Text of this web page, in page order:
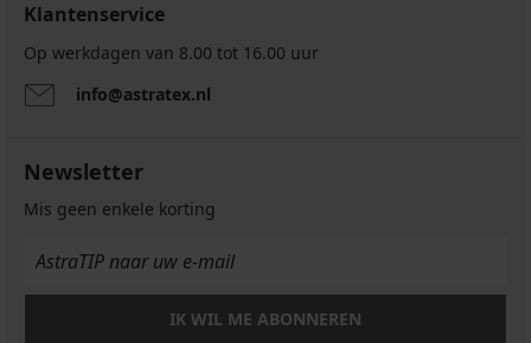
Klantenservice
Op werkdagen van 8.00 tot 16.00 uur
info@astratex.nl
Newsletter
Mis geen enkele korting
IK WIL ME ABONNEREN